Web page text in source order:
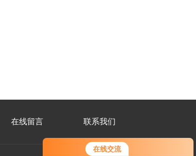
在线交流
在线留言 联系我们